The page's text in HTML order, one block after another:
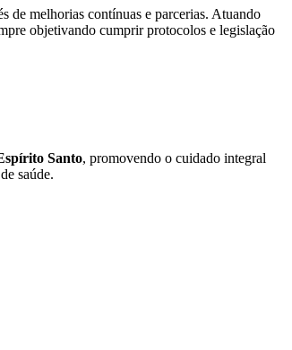
de melhorias contínuas e parcerias. Atuando
objetivando cumprir protocolos e legislação
Santo, promovendo o cuidado integral
saúde.